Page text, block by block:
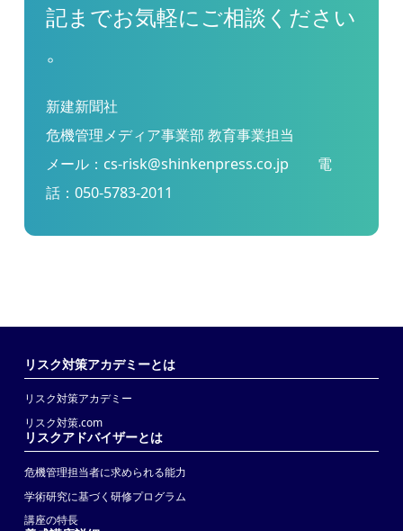
記までお気軽にご相談ください
。
新建新聞社
危機管理メディア事業部 教育事業担当
メール： cs-risk@shinkenpress.co.jp 電
話： 050-5783-2011
リスク対策アカデミーとは
リスク対策アカデミー
リスク対策.com
リスクアドバイザーとは
危機管理担当者に求められる能力
学術研究に基づく研修プログラム
講座の特長